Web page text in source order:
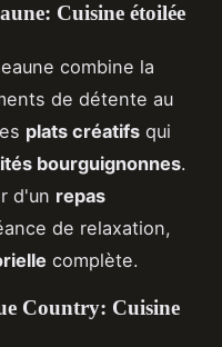
Cuisine étoilée
combine la
de détente au
plats créatifs qui
bourguignonnes.
d'un repas
de relaxation,
complète.
Country: Cuisine